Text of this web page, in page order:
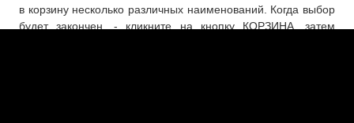
в корзину несколько различных наименований. Когда выбор
будет закончен, - кликните на кнопку КОРЗИНА, затем